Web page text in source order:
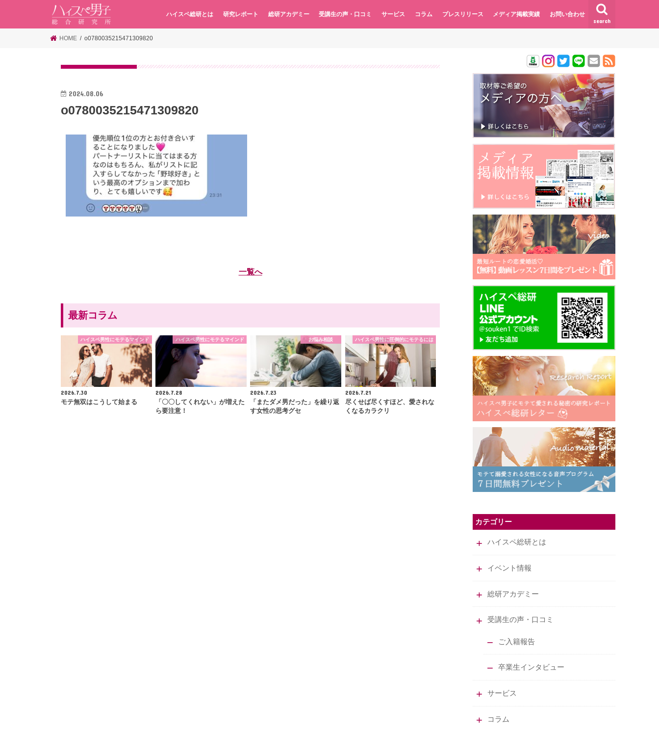
search
ハイスペ総研とは 研究レポート 総研アカデミー 受講生の声・口コミ サービス コラム プレスリリース メディア掲載実績 お問い合わせ
HOME o0780035215471309820
2024.08.06
o0780035215471309820
一覧へ
最新コラム
ハイスペ男性にモテるマインド
2026.7.30
モテ無双はこうして始まる
ハイスペ男性にモテるマインド
2026.7.28
「〇〇してくれない」が増えた
ら要注意！
お悩み相談
2026.7.23
「またダメ男だった」を繰り返
す女性の思考グセ
ハイスペ男性に圧倒的にモテるには
2026.7.21
尽くせば尽くすほど、愛されな
くなるカラクリ
カテゴリー
ハイスペ総研とは
イベント情報
総研アカデミー
受講生の声・口コミ
ご入籍報告
卒業生インタビュー
サービス
コラム